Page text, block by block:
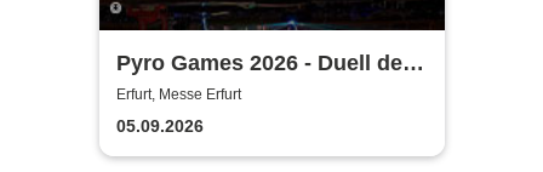
Pyro Games 2026 - Duell der
Feuerwerker
Erfurt, Messe Erfurt
05.09.2026